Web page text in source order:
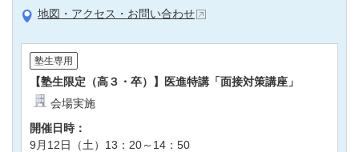
地図・アクセス・お問い合わせ
塾生専用
【塾生限定（高３・卒）】医進特講「面接対策講座」
会場実施
開催日時：
9月12日（土）13：20～14：50